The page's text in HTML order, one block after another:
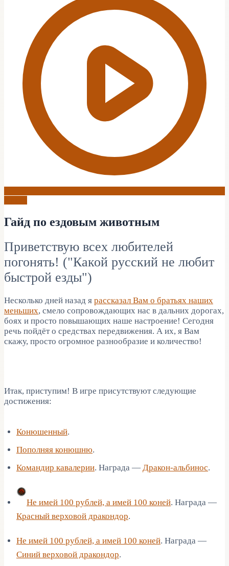
Гайд по ездовым животным
Приветствую всех любителей
погонять! ("Какой русский не любит
быстрой езды")
Несколько дней назад я рассказал Вам о братьях наших
меньших, смело сопровождающих нас в дальних дорогах,
боях и просто повышающих наше настроение! Сегодня
речь пойдёт о средствах передвижения. А их, я Вам
скажу, просто огромное разнообразие и количество!
Итак, приступим! В игре присутствуют следующие
достижения:
Конюшенный.
Пополняя конюшню.
Командир кавалерии. Награда — Дракон-альбинос.
Не имей 100 рублей, а имей 100 коней. Награда —
Красный верховой дракондор.
Не имей 100 рублей, а имей 100 коней. Награда —
Синий верховой дракондор.